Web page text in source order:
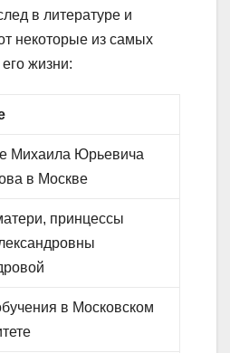
в литературе и
некоторые из самых
жизни:
Михаила Юрьевича
в Москве
принцессы
в Московском